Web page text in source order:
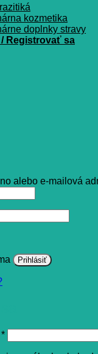
kozmetika
doplnky stravy
/ Registrovať sa
alebo e-mailová
Prihlásiť
*Povinné